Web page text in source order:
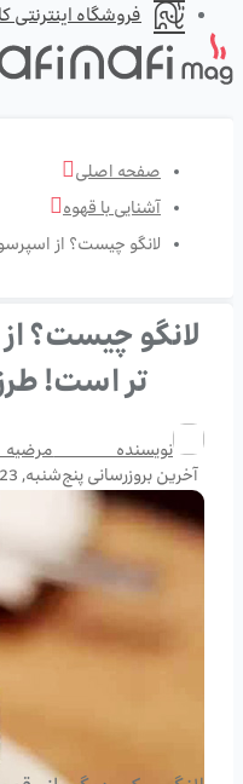
فروشگاه اینترنتی
صفحه اصلی
آشنایی با قهوه
لانگو چیست؟ از
لانگو چیست؟
تر است!
نویسنده
آخرین بروزرسانیپنج‌شنبه, 23 آوریل 20